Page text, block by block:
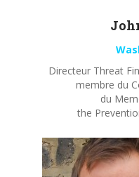
Directeur Threat
membre du
du
the